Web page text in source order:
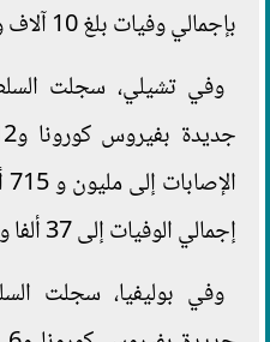
بإجمالي وفيات بلغ 10 آلاف و حالة حتى الآن.
إجمالي الوفيات إلى 37 ألفا و 895 حالة وفاة حتى الآن.